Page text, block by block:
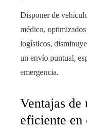
Disponer de
médico,
logísticos,
un envío puntual,
emergencia.
Ventajas
eficiente en